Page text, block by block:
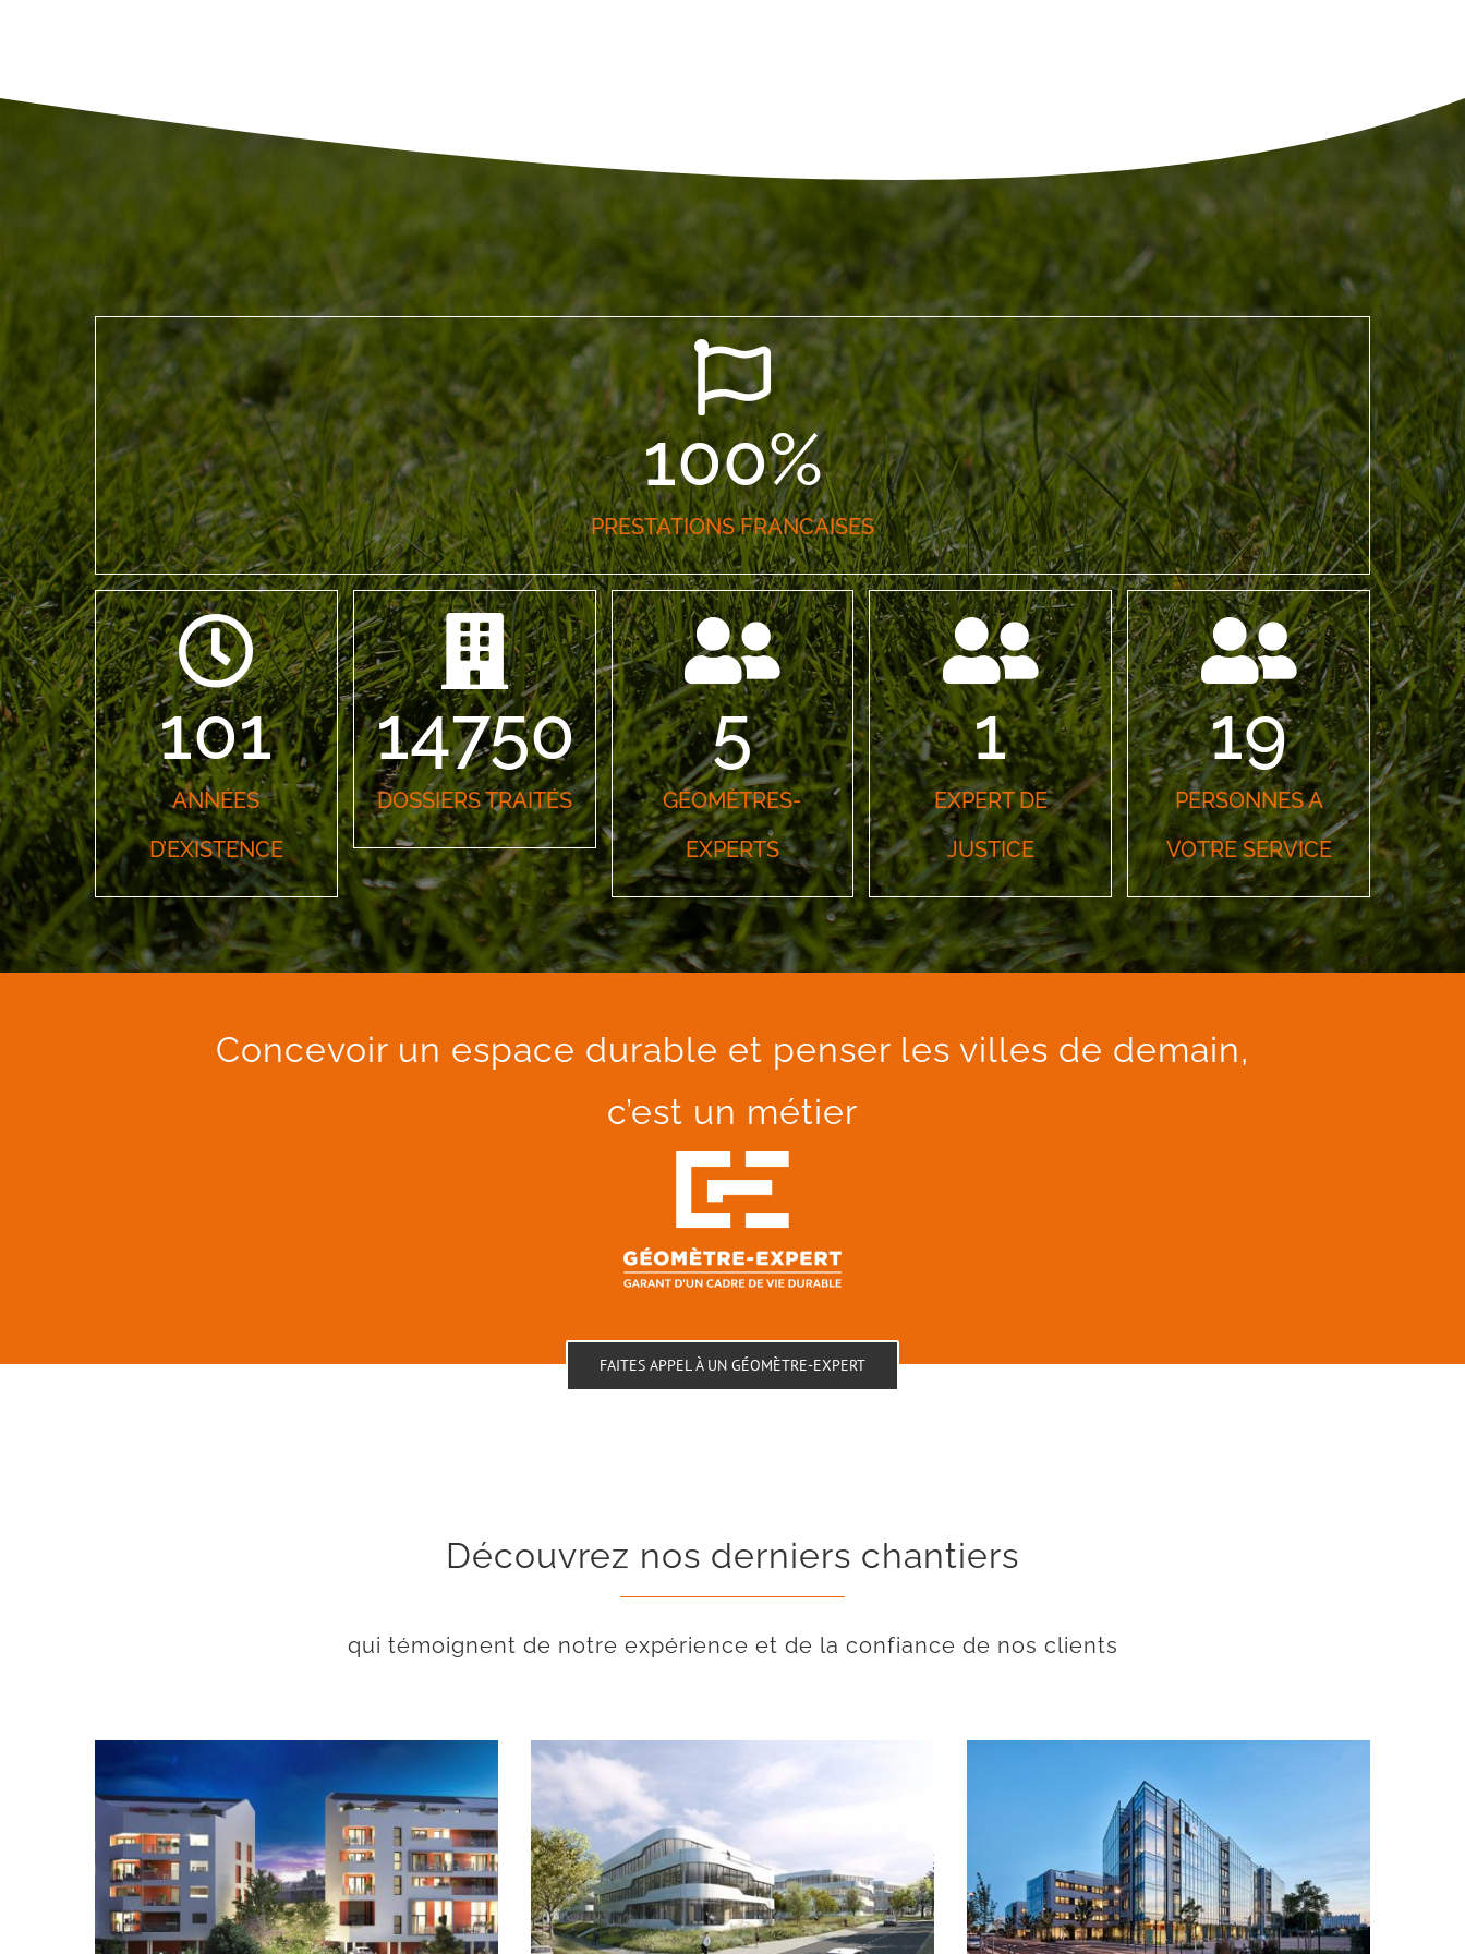
100%
PRESTATIONS FRANCAISES
101
ANNÉES
D’EXISTENCE
14750
DOSSIERS TRAITÉS
5
GÉOMÈTRES-
EXPERTS
1
EXPERT DE
JUSTICE
19
PERSONNES A
VOTRE SERVICE
Concevoir un espace durable et penser les villes de demain,
c’est un métier
FAITES APPEL À UN GÉOMÈTRE-EXPERT
Découvrez nos derniers chantiers
qui témoignent de notre expérience et de la confiance de nos clients